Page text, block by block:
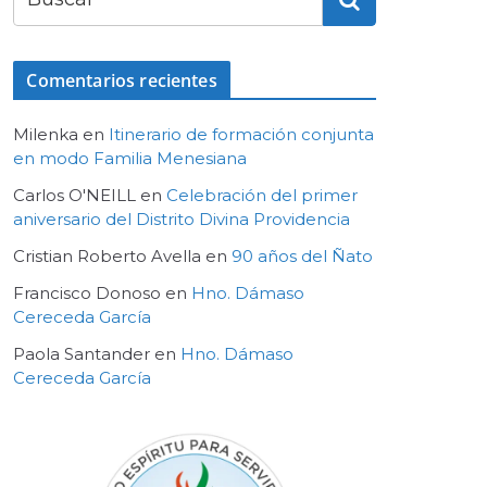
Comentarios recientes
Milenka en Itinerario de formación conjunta
en modo Familia Menesiana
Carlos O'NEILL en Celebración del primer
aniversario del Distrito Divina Providencia
Cristian Roberto Avella en 90 años del Ñato
Francisco Donoso en Hno. Dámaso
Cereceda García
Paola Santander en Hno. Dámaso
Cereceda García